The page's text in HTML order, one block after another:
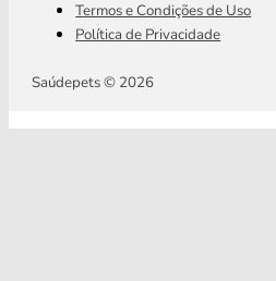
Termos e Condições de Uso
Política de Privacidade
Saúdepets © 2026